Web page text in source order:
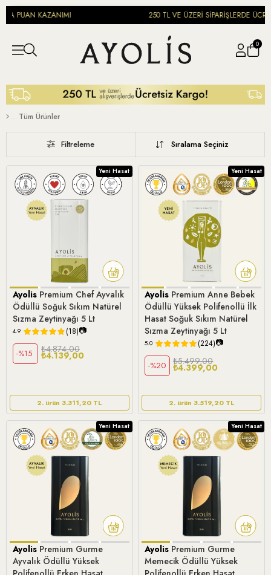
PUAN KAZANIMI 250 TL VE ÜZERİ SİPARİŞLERDE
0
Tüm Ürünler
Filtreleme Sıralama
Ayolis Premium Chef Ayvalık
Ödüllü Soğuk Sıkım Natürel
Sızma Zeytinyağı 5 Lt
4.9 (18)📷
%15
₺4.139,00
₺4.874,00
Yeni Hasat
2. ürün 3.311,20 TL
Ayolis Premium Anne Bebek
Ödüllü Yüksek Polifenollü İlk
Hasat Soğuk Sıkım Natürel
Sızma Zeytinyağı 5 Lt
5.0 (224)📷
%20
₺4.399,00
₺5.499,00
Yeni Hasat
2. ürün 3.519,20 TL
Ayolis Premium Gurme
Ayvalık Ödüllü Yüksek
Yeni Hasat
Ayolis Premium Gurme
Memecik Ödüllü Yüksek
Yeni Hasat